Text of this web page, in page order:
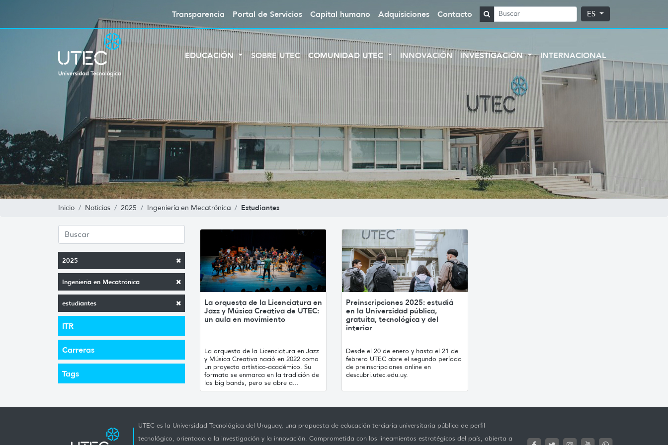
Transparencia Portal de Servicios Capital humano Adquisiciones Contacto ES
EDUCACIÓN SOBRE UTEC COMUNIDAD UTEC INNOVACIÓN INVESTIGACIÓN INTERNACIONAL
Inicio Noticias 2025 Ingeniería en Mecatrónica Estudiantes
2025
Ingeniería en Mecatrónica
estudiantes
ITR
Carreras
Tags
La orquesta de la Licenciatura en
Jazz y Música Creativa de UTEC:
un aula en movimiento
La orquesta de la Licenciatura en Jazz
y Música Creativa nació en 2022 como
un proyecto artístico-académico. Su
formato se enmarca en la tradición de
las big bands, pero se abre a...
Preinscripciones 2025: estudiá
en la Universidad pública,
gratuita, tecnológica y del
interior
Desde el 20 de enero y hasta el 21 de
febrero UTEC abre el segundo período
de preinscripciones online en
descubri.utec.edu.uy.
UTEC es la Universidad Tecnológica del Uruguay, una propuesta de educación terciaria universitaria pública de perfil
tecnológico, orientada a la investigación y la innovación. Comprometida con los lineamientos estratégicos del país, abierta a